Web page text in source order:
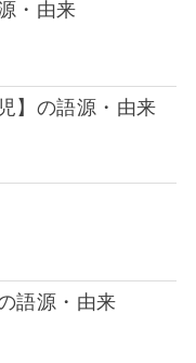
・由来
】の語源・由来
語源・由来